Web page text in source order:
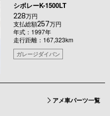
シボレーK-1500LT
228万円
支払総額257万円
年式：1997年
走行距離：167,323km
ガレージダイバン
アメ車パーツ一覧